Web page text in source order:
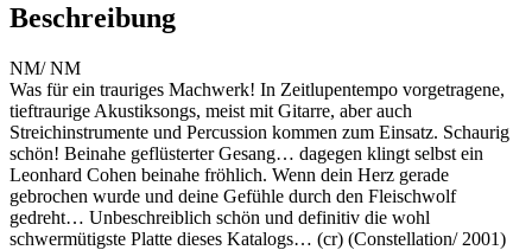
Beschreibung
NM/ NM
Was für ein trauriges Machwerk! In Zeitlupentempo vorgetragene,
tieftraurige Akustiksongs, meist mit Gitarre, aber auch
Streichinstrumente und Percussion kommen zum Einsatz. Schaurig
schön! Beinahe geflüsterter Gesang… dagegen klingt selbst ein
Leonhard Cohen beinahe fröhlich. Wenn dein Herz gerade
gebrochen wurde und deine Gefühle durch den Fleischwolf
gedreht… Unbeschreiblich schön und definitiv die wohl
schwermütigste Platte dieses Katalogs… (cr) (Constellation/ 2001)